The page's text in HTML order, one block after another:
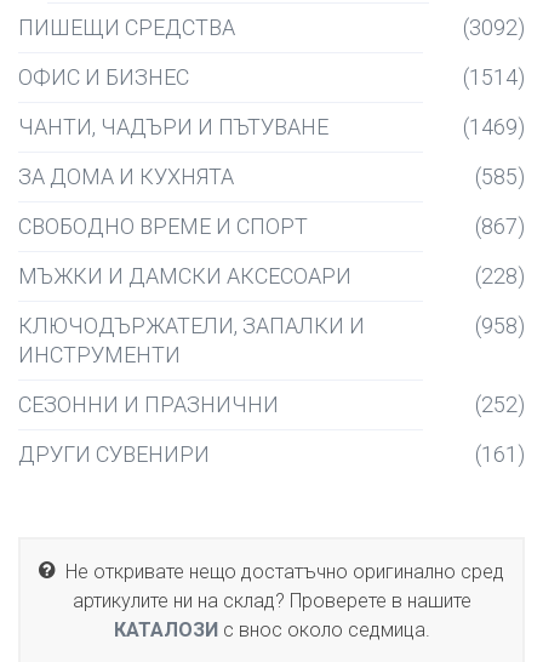
ПИШЕЩИ СРЕДСТВА
(3092)
ОФИС И БИЗНЕС
(1514)
ЧАНТИ, ЧАДЪРИ И ПЪТУВАНЕ
(1469)
ЗА ДОМА И КУХНЯТА
(585)
СВОБОДНО ВРЕМЕ И СПОРТ
(867)
МЪЖКИ И ДАМСКИ АКСЕСОАРИ
(228)
КЛЮЧОДЪРЖАТЕЛИ, ЗАПАЛКИ И
ИНСТРУМЕНТИ
(958)
СЕЗОННИ И ПРАЗНИЧНИ
(252)
ДРУГИ СУВЕНИРИ
(161)
Не откривате нещо достатъчно оригинално сред
артикулите ни на склад? Проверете в нашите
КАТАЛОЗИс внос около седмица.